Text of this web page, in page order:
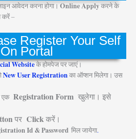
आवेदन करना होगा। Online Applyकरने के
करें –
Register Your Self
On Portal
Websiteके होमपेज पर जाएं।
New User Registrationका ऑप्शन मिलेगा। उस
एकRegistration Form खुलेगा। इसे
पर Clickकरें।
Id & Password मिल जायेगा.